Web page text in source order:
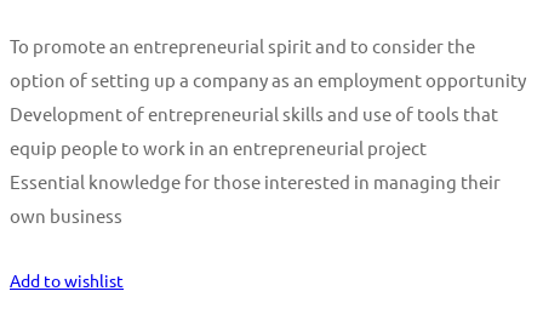
To promote an entrepreneurial spirit and to consider the
option of setting up a company as an employment opportunity
Development of entrepreneurial skills and use of tools that
equip people to work in an entrepreneurial project
Essential knowledge for those interested in managing their
own business
Add to wishlist